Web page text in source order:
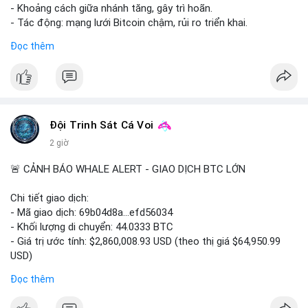
lạnh là đích đến.
Nhà đầu tư nhỏ lẻ nên quan sát thêm các giao dịch tiếp theo
động theo cảm tính, ưu tiên quản trị rủi ro và không nên vội
#13dot1248btc #chuyenvilanh #phanphoisangiaodich
#852kusd
#mempoolbtc
- Khoảng cách giữa nhánh tăng, gây trì hoãn.
- Tác động: mạng lưới Bitcoin chậm, rủi ro triển khai.
📰 Nguồn: Cointelegraph
Đọc thêm
Đội Trinh Sát Cá Voi
2 giờ
🚨 CẢNH BÁO WHALE ALERT - GIAO DỊCH BTC LỚN
Chi tiết giao dịch:
- Mã giao dịch: 69b04d8a...efd56034
- Khối lượng di chuyển: 44.0333 BTC
- Giá trị ước tính: $2,860,008.93 USD (theo thị giá $64,950.99
USD)
Đọc thêm